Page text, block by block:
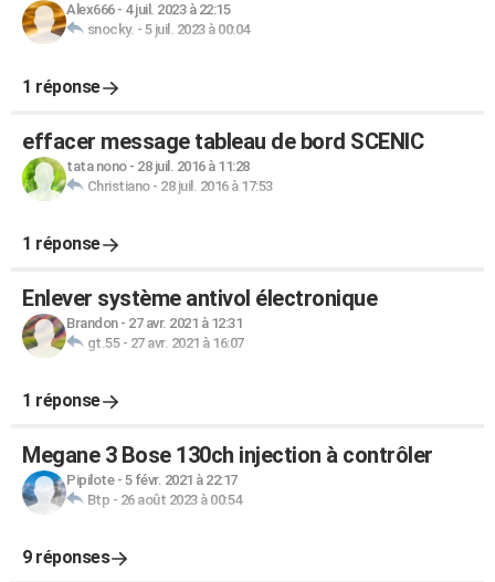
Alex666- 4 juil. 2023 à 22:15
snocky. - 5 juil. 2023 à 00:04
1 réponse
effacer message tableau de bord SCENIC
tata nono- 28 juil. 2016 à 11:28
Christiano- 28 juil. 2016 à 17:53
1 réponse
Enlever système antivol électronique
Brandon- 27 avr. 2021 à 12:31
gt.55- 27 avr. 2021 à 16:07
1 réponse
Megane 3 Bose 130ch injection à contrôler
Pipilote- 5 févr. 2021 à 22:17
Btp - 26 août 2023 à 00:54
9 réponses